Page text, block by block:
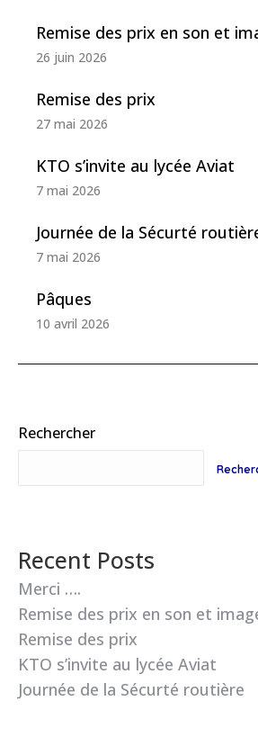
Remise des prix en son et
26 juin 2026
Remise des prix
27 mai 2026
KTO s’invite au lycée Aviat
7 mai 2026
Journée de la Sécurté
7 mai 2026
Pâques
10 avril 2026
Rechercher
Recent Posts
Merci ….
Remise des prix en son et
Remise des prix
KTO s’invite au lycée Aviat
Journée de la Sécurté routière